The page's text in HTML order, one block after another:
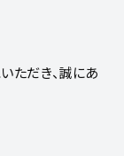
ただき、誠にあ